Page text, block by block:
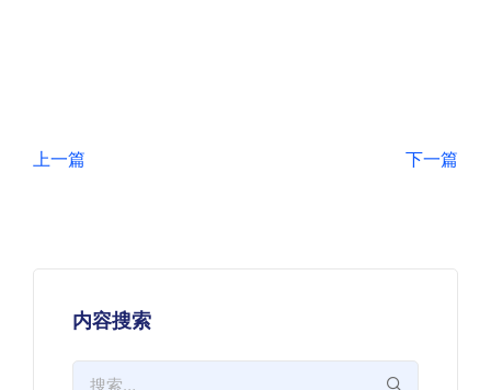
上一篇 下一篇
内容搜索